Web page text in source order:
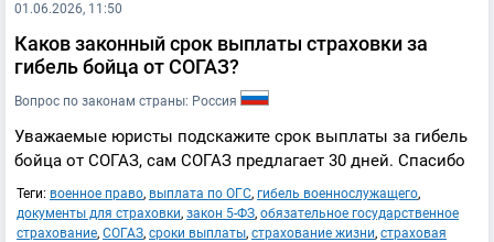
01.06.2026, 11:50
Каков законный срок выплаты страховки за
гибель бойца от СОГАЗ?
Вопрос по законам страны: Россия
Уважаемые юристы подскажите срок выплаты за гибель
бойца от СОГАЗ, сам СОГАЗ предлагает 30 дней. Спасибо
Теги: военное право, выплата по ОГС, гибель военнослужащего,
документы для страховки, закон 5-ФЗ, обязательное государственное
страхование, СОГАЗ, сроки выплаты, страхование жизни, страховая